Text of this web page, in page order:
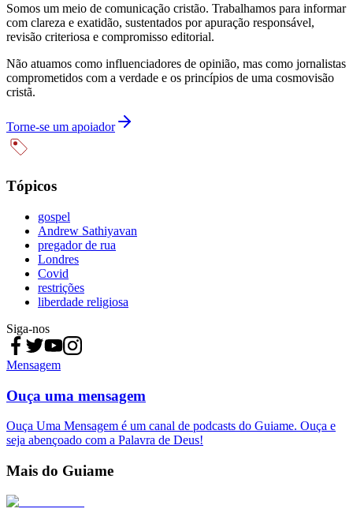
Somos um meio de comunicação cristão. Trabalhamos para informar
com clareza e exatidão, sustentados por apuração responsável,
revisão criteriosa e compromisso editorial.
Não atuamos como influenciadores de opinião, mas como jornalistas
comprometidos com a verdade e os princípios de uma cosmovisão
cristã.
Torne-se um apoiador
Tópicos
gospel
Andrew Sathiyavan
pregador de rua
Londres
Covid
restrições
liberdade religiosa
Siga-nos
Mensagem
Ouça uma mensagem
Ouça Uma Mensagem é um canal de podcasts do Guiame. Ouça e
seja abençoado com a Palavra de Deus!
Mais do Guiame